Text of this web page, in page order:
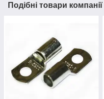
Подібні товари компанії